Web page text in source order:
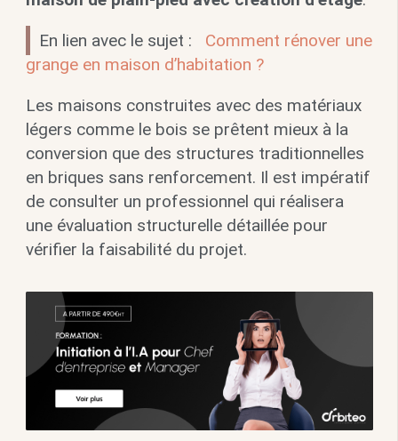
En lien avec le sujet :
Comment rénover une
grange en maison d’habitation ?
Les maisons construites avec des matériaux
légers comme le bois se prêtent mieux à la
conversion que des structures traditionnelles
en briques sans renforcement. Il est impératif
de consulter un professionnel qui réalisera
une évaluation structurelle détaillée pour
vérifier la faisabilité du projet.